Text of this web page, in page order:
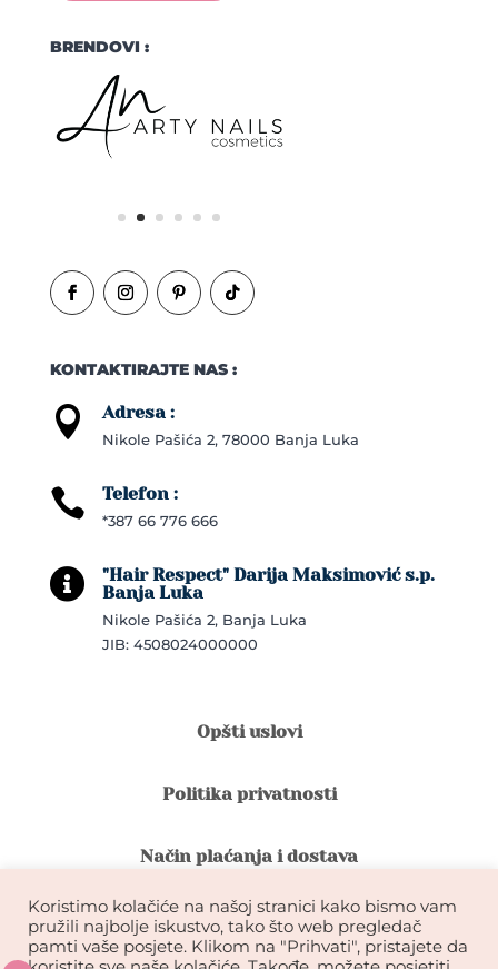
BRENDOVI :
KONTAKTIRAJTE NAS :
 Adresa :
Nikole Pašića 2, 78000 Banja Luka
 Telefon :
*387 66 776 666

"Hair Respect" Darija Maksimović s.p.
Banja Luka
Nikole Pašića 2, Banja Luka
JIB: 4508024000000
Opšti uslovi
Politika privatnosti
Način plaćanja i dostava
Reklamacije i povrat robe
Koristimo kolačiće na našoj stranici kako bismo vam
pružili najbolje iskustvo, tako što web pregledač
pamti vaše posjete. Klikom na "Prihvati", pristajete da